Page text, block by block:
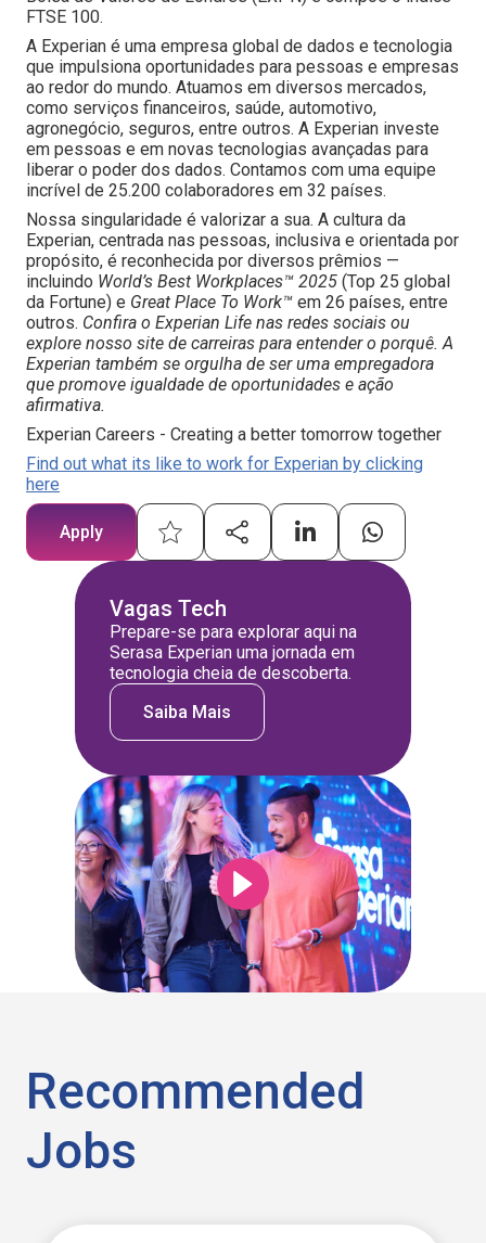
FTSE 100.
A Experian é uma empresa global de dados e tecnologia
que impulsiona oportunidades para pessoas e empresas
ao redor do mundo. Atuamos em diversos mercados,
como serviços financeiros, saúde, automotivo,
agronegócio, seguros, entre outros. A Experian investe
em pessoas e em novas tecnologias avançadas para
liberar o poder dos dados. Contamos com uma equipe
incrível de 25.200 colaboradores em 32 países.
Nossa singularidade é valorizar a sua. A cultura da
Experian, centrada nas pessoas, inclusiva e orientada por
propósito, é reconhecida por diversos prêmios —
incluindo World’s Best Workplaces™ 2025 (Top 25 global
da Fortune) e Great Place To Work™ em 26 países, entre
outros. Confira o Experian Life nas redes sociais ou
explore nosso site de carreiras para entender o porquê. A
Experian também se orgulha de ser uma empregadora
que promove igualdade de oportunidades e ação
afirmativa.
Experian Careers - Creating a better tomorrow together
Find out what its like to work for Experian by clicking
here
Apply
Vagas Tech
Prepare-se para explorar aqui na
Serasa Experian uma jornada em
tecnologia cheia de descoberta.
Saiba Mais
Recommended
Jobs